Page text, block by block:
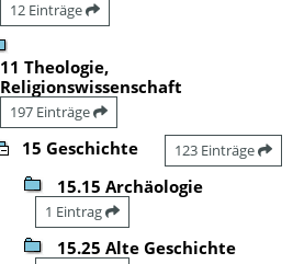
12 Einträge
11 Theologie,
Religionswissenschaft
197 Einträge
15 Geschichte 123 Einträge
15.15 Archäologie
1 Eintrag
15.25 Alte Geschichte